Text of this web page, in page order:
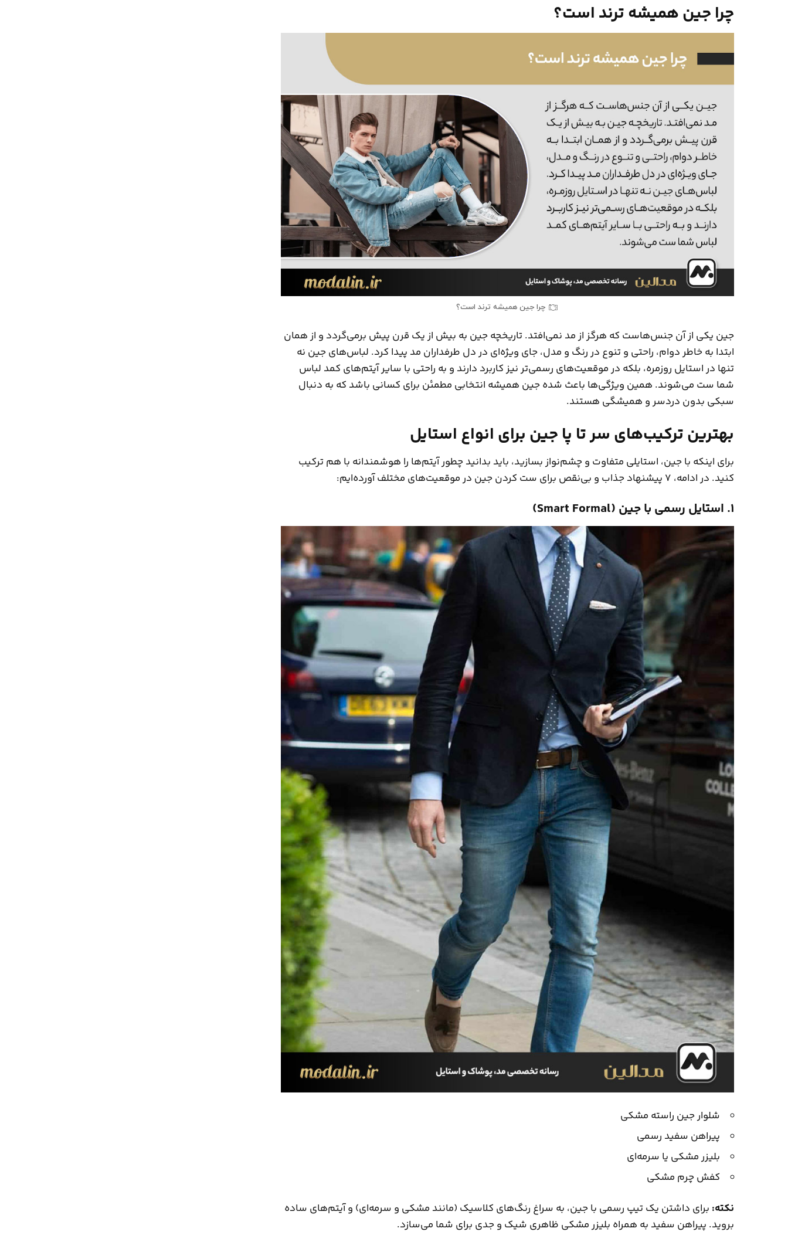
چرا جین همیشه ترند است؟
چرا جین همیشه ترند است؟
جین یکی از آن جنس‌هاست که هرگز از مد نمی‌افتد. تاریخچه جین به بیش از یک قرن پیش برمی‌گردد و از همان
ابتدا به خاطر دوام، راحتی و تنوع در رنگ و مدل، جای ویژه‌ای در دل طرفداران مد پیدا کرد. لباس‌های جین نه
تنها در استایل روزمره، بلکه در موقعیت‌های رسمی‌تر نیز کاربرد دارند و به راحتی با سایر آیتم‌های کمد لباس
شما ست می‌شوند. همین ویژگی‌ها باعث شده جین همیشه انتخابی مطمئن برای کسانی باشد که به دنبال
سبکی بدون دردسر و همیشگی هستند.
بهترین ترکیب‌های سر تا پا جین برای انواع استایل
برای اینکه با جین، استایلی متفاوت و چشم‌نواز بسازید، باید بدانید چطور آیتم‌ها را هوشمندانه با هم ترکیب
کنید. در ادامه، ۷ پیشنهاد جذاب و بی‌نقص برای ست کردن جین در موقعیت‌های مختلف آورده‌ایم:
۱. استایل رسمی با جین (Smart Formal)
شلوار جین راسته مشکی
پیراهن سفید رسمی
بلیزر مشکی یا سرمه‌ای
کفش چرم مشکی
نکته: برای داشتن یک تیپ رسمی با جین، به سراغ رنگ‌های کلاسیک (مانند مشکی و سرمه‌ای) و آیتم‌های ساده
بروید. پیراهن سفید به همراه بلیزر مشکی ظاهری شیک و جدی برای شما می‌سازد.